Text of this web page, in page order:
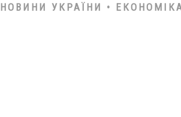
НОВИНИ УКРАЇНИ •